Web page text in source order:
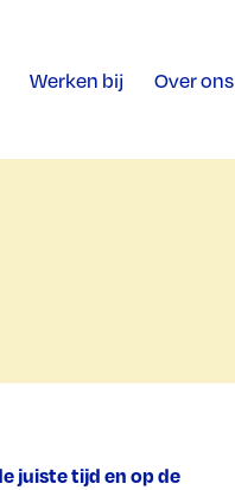
Werken bij Over ons
juiste tijd en op de